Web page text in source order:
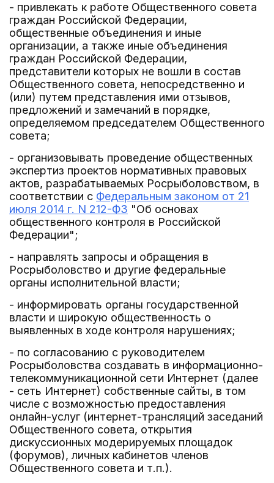
- привлекать к работе Общественного совета
граждан Российской Федерации,
общественные объединения и иные
организации, а также иные объединения
граждан Российской Федерации,
представители которых не вошли в состав
Общественного совета, непосредственно и
(или) путем представления ими отзывов,
предложений и замечаний в порядке,
определяемом председателем Общественного
совета;
- организовывать проведение общественных
экспертиз проектов нормативных правовых
актов, разрабатываемых Росрыболовством, в
соответствии с Федеральным законом от 21
июля 2014 г. N 212-ФЗ "Об основах
общественного контроля в Российской
Федерации";
- направлять запросы и обращения в
Росрыболовство и другие федеральные
органы исполнительной власти;
- информировать органы государственной
власти и широкую общественность о
выявленных в ходе контроля нарушениях;
- по согласованию с руководителем
Росрыболовства создавать в информационно-
телекоммуникационной сети Интернет (далее
- сеть Интернет) собственные сайты, в том
числе с возможностью предоставления
онлайн-услуг (интернет-трансляций заседаний
Общественного совета, открытия
дискуссионных модерируемых площадок
(форумов), личных кабинетов членов
Общественного совета и т.п.).